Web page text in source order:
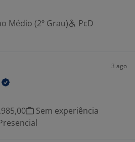
Médio (2º Grau)
PcD
3 ago
Sem experiência